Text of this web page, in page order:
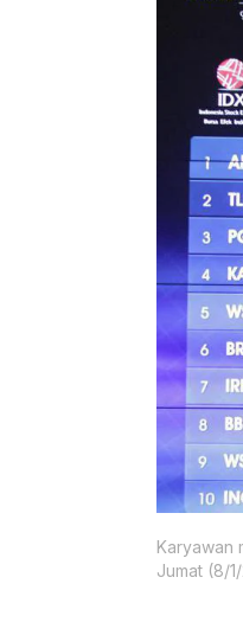
Karyawan
Jumat (8/